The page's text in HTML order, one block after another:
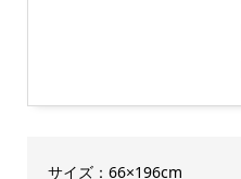
サイズ：66×196cm